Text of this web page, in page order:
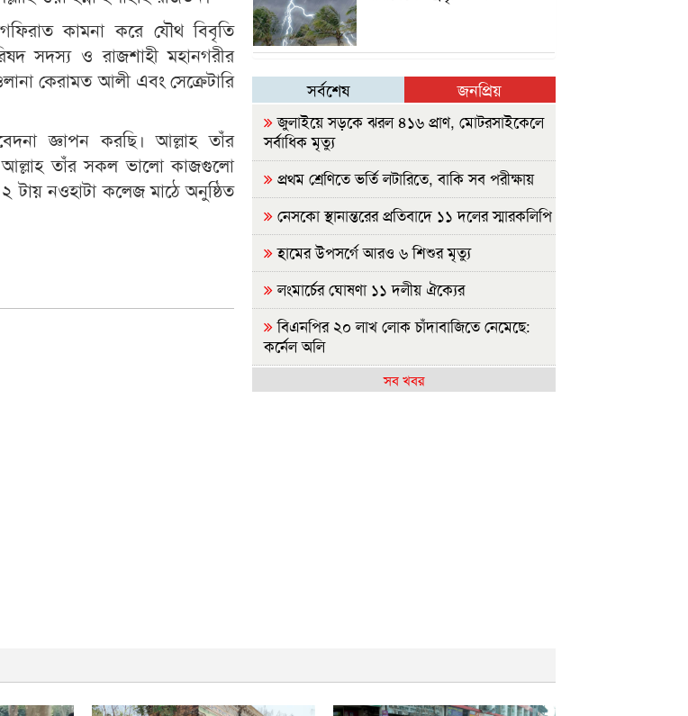
কামনা করে যৌথ বিবৃতি
সদস্য ও রাজশাহী মহানগরীর
কেরামত আলী এবং সেক্রেটারি
জ্ঞাপন করছি। আল্লাহ তাঁর
আল্লাহ তাঁর সকল ভালো কাজগুলো
নওহাটা কলেজ মাঠে অনুষ্ঠিত
সর্বশেষ জনপ্রিয়
জুলাইয়ে সড়কে ঝরল ৪১৬ প্রাণ, মোটরসাইকেলে
সর্বাধিক মৃত্যু
প্রথম শ্রেণিতে ভর্তি লটারিতে, বাকি সব পরীক্ষায়
নেসকো স্থানান্তরের প্রতিবাদে ১১ দলের স্মারকলিপি
হামের উপসর্গে আরও ৬ শিশুর মৃত্যু
লংমার্চের ঘোষণা ১১ দলীয় ঐক্যের
বিএনপির ২০ লাখ লোক চাঁদাবাজিতে নেমেছে:
কর্নেল অলি
হাসিনাকে কেন এমন সুযোগ দিল ভারত, প্রশ্ন
'আমাদের ভেতরের বিভেদ দেখেই ফ্যাসিবাদীরা
মুচকি হাসছে'- রাবি উপাচার্য
সব খবর